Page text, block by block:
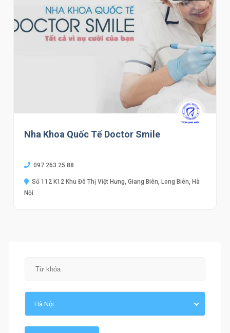
Nha Khoa Quốc Tế Doctor Smile
097 263 25 88
Số 112 K12 Khu Đô Thị Việt Hưng, Giang Biên, Long Biên, Hà
Nội
Hà Nội